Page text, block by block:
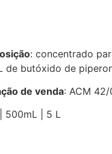
: concentrado
de butóxido de
de venda: ACM 42/
500mL | 5 L